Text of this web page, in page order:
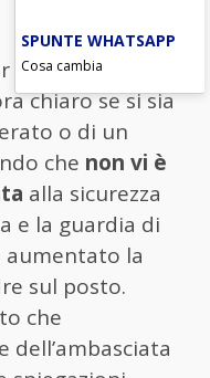
Taro ha
chiaro se si sia
o di un
che non vi è
alla sicurezza
e la guardia di
aumentato la
sul posto.
che
dell’ambasciata
SPUNTE WHATSAPP
Cosa cambia